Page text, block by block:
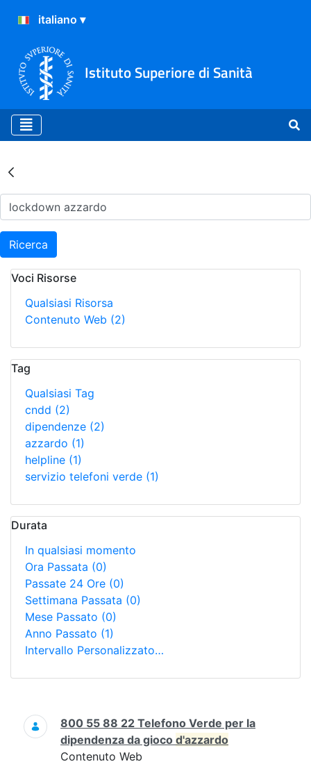
Istituto Superiore di Sanità
Risultati della Ricerca -
Ricerca
Voci Risorse
Qualsiasi Risorsa
Contenuto Web (2)
Tag
Qualsiasi Tag
cndd (2)
dipendenze (2)
azzardo (1)
helpline (1)
servizio telefoni verde (1)
Durata
In qualsiasi momento
Ora Passata (0)
Passate 24 Ore (0)
Settimana Passata (0)
Mese Passato (0)
Anno Passato (1)
Intervallo Personalizzato…
Ricerca
800 55 88 22 Telefono Verde per la
dipendenza da gioco d'azzardo
Contenuto Web